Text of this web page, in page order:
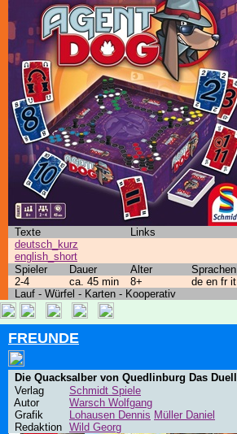
Texte Links
deutsch_kurz
english_short
Spieler
Dauer Alter Sprachen
2-4
ca. 45 min 8+ de en fr it
Lauf - Würfel - Karten - Kooperativ
FREUNDE
Die Quacksalber von Quedlinburg Das Duell
Verlag
Schmidt Spiele
Autor
Warsch Wolfgang
Grafik
Lohausen Dennis Müller Daniel
Redaktion Wild Georg